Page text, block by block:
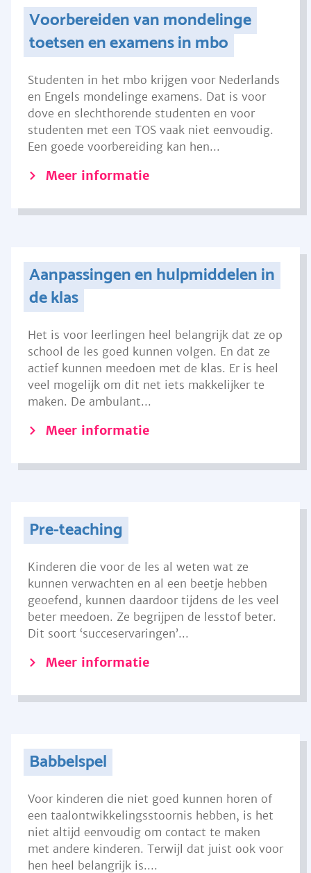
Voorbereiden van mondelinge
toetsen en examens in mbo
Studenten in het mbo krijgen voor Nederlands
en Engels mondelinge examens. Dat is voor
dove en slechthorende studenten en voor
studenten met een TOS vaak niet eenvoudig.
Een goede voorbereiding kan hen...
Meer informatie
Aanpassingen en hulpmiddelen in
de klas
Het is voor leerlingen heel belangrijk dat ze op
school de les goed kunnen volgen. En dat ze
actief kunnen meedoen met de klas. Er is heel
veel mogelijk om dit net iets makkelijker te
maken. De ambulant...
Meer informatie
Pre-teaching
Kinderen die voor de les al weten wat ze
kunnen verwachten en al een beetje hebben
geoefend, kunnen daardoor tijdens de les veel
beter meedoen. Ze begrijpen de lesstof beter.
Dit soort ‘succeservaringen’...
Meer informatie
Babbelspel
Voor kinderen die niet goed kunnen horen of
een taalontwikkelingsstoornis hebben, is het
niet altijd eenvoudig om contact te maken
met andere kinderen. Terwijl dat juist ook voor
hen heel belangrijk is....